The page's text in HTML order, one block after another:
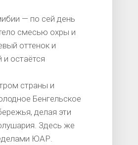
— по сей день
смесью охры и
оттенок и
остаётся
страны и
Бенгельское
делая эти
Здесь же
ЮАР.